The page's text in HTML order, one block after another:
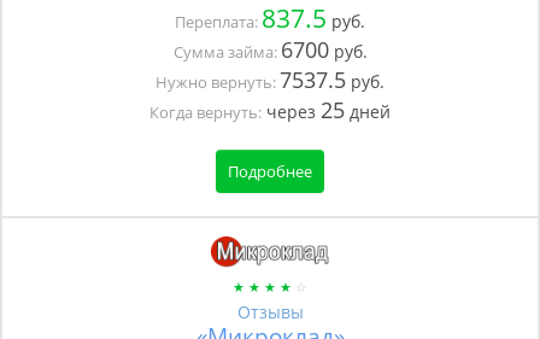
Переплата: 837.5 руб.
Сумма займа: 6700руб.
Нужно вернуть:7537.5 руб.
Когда вернуть: через 25 дней
Подробнее
Отзывы